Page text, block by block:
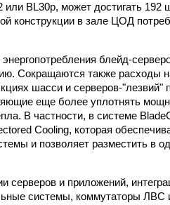
BL30p, может достигать 192
конструкции в зале ЦОД
блейд-
Сокращаются также расходы
шасси и серверов-
еще более уплотнять
В частности, в системе
Cooling, которая
и позволяет разместить в
серверов и приложений,
системы, коммутаторы ЛВС